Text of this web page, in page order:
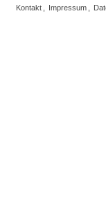
Kontakt
Impressum